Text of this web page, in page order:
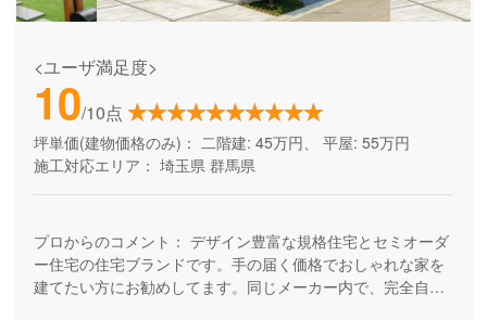
<ユーザ満足度>
10/10点
坪単価(建物価格のみ)： 二階建: 45万円、 平屋: 55万円
施工対応エリア： 埼玉県 群馬県
プロからのコメント： デザイン豊富な規格住宅とセミオーダ
ー住宅の住宅ブランドです。手の届く価格でおしゃれな家を
建てたい方にお勧めしてます。同じメーカー内で、完全自由